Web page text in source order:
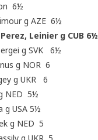
6½
g AZE 6½
Leinier g CUB 6½
g SVK 6½
g NOR 6
g UKR 6
NED 5½
g USA 5½
g NED 5